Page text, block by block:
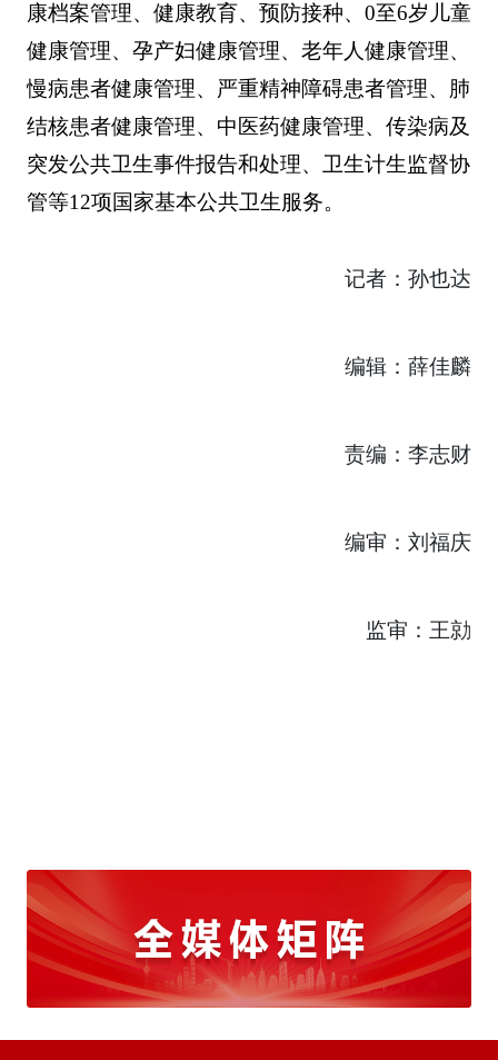
康档案管理、健康教育、预防接种、0至6岁儿童
健康管理、孕产妇健康管理、老年人健康管理、
慢病患者健康管理、严重精神障碍患者管理、肺
结核患者健康管理、中医药健康管理、传染病及
突发公共卫生事件报告和处理、卫生计生监督协
管等12项国家基本公共卫生服务。
记者：孙也达
编辑：薛佳麟
责编：李志财
编审：刘福庆
监审：王勍